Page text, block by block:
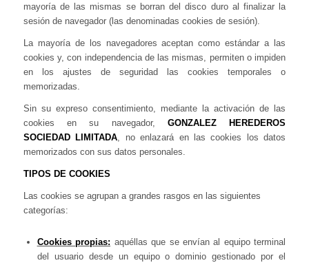
mayoría de las mismas se borran del disco duro al finalizar la
sesión de navegador (las denominadas cookies de sesión).
La mayoría de los navegadores aceptan como estándar a las
cookies y, con independencia de las mismas, permiten o impiden
en los ajustes de seguridad las cookies temporales o
memorizadas.
Sin su expreso consentimiento, mediante la activación de las
cookies en su navegador,GONZALEZ HEREDEROS
SOCIEDAD LIMITADA,
no enlazará en las cookies los datos
memorizados con sus datos personales.
TIPOS DE COOKIES
Las cookies se agrupan a grandes rasgos en las siguientes
categorías:
Cookies propias: aquéllas que se envían al equipo terminal
del usuario desde un equipo o dominio gestionado por el